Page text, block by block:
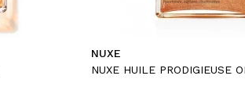
NUXE
NUXE HUILE PRODIGIEUSE